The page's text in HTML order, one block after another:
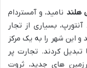
هلند نامید، و آمستردام
بسیاری از تجار
و این شهر را به یک مرکز
تبدیل کردند. تجارت پر
های جدید، ثروت